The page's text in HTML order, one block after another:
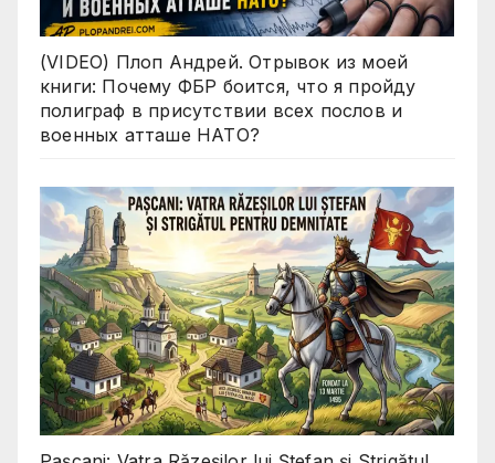
(VIDEO) Плоп Андрей. Отрывок из моей
книги: Почему ФБР боится, что я пройду
полиграф в присутствии всех послов и
военных атташе НАТО?